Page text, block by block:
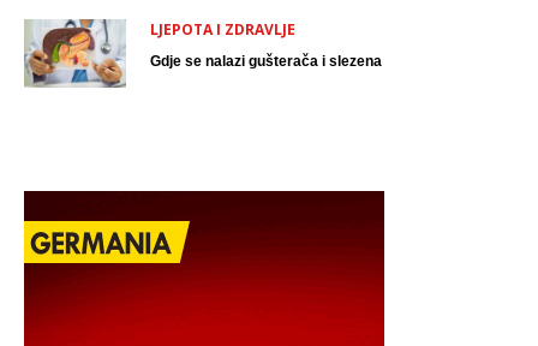
LJEPOTA I ZDRAVLJE
Gdje se nalazi gušterača i slezena